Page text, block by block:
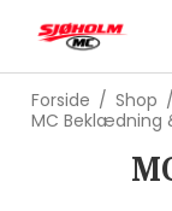
Forside / Shop /
MC Beklædning